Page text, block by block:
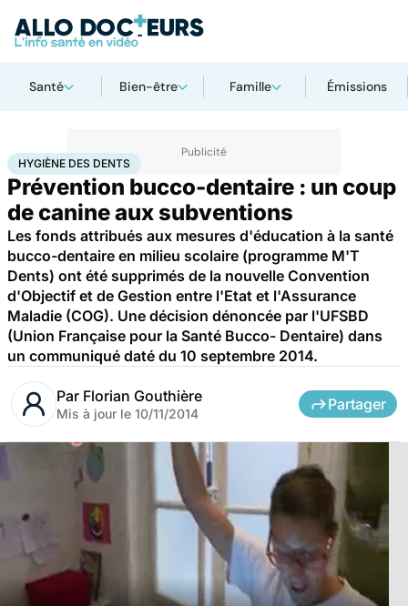
Santé Bien-être Famille Émissions
AccueilSantéHygiène des dents
HYGIÈNE DES DENTS
Prévention bucco-dentaire : un coup
de canine aux subventions
Les fonds attribués aux mesures d'éducation à la santé
bucco-dentaire en milieu scolaire (programme M'T
Dents) ont été supprimés de la nouvelle Convention
d'Objectif et de Gestion entre l'Etat et l'Assurance
Maladie (COG). Une décision dénoncée par l'UFSBD
(Union Française pour la Santé Bucco- Dentaire) dans
un communiqué daté du 10 septembre 2014.
Par Florian Gouthière
Mis à jour le 10/11/2014
Partager